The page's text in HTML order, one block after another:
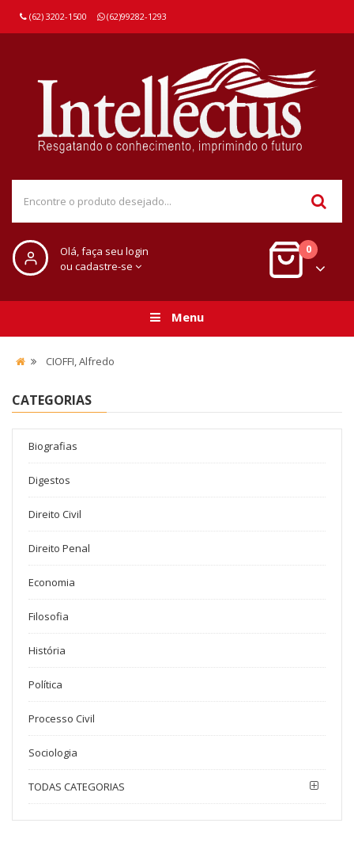
(62) 3202-1500 (62)99282-1293
Olá, faça seu login
ou cadastre-se
0
Menu
CIOFFI, Alfredo
CATEGORIAS
Biografias
Digestos
Direito Civil
Direito Penal
Economia
Filosofia
História
Política
Processo Civil
Sociologia
TODAS CATEGORIAS